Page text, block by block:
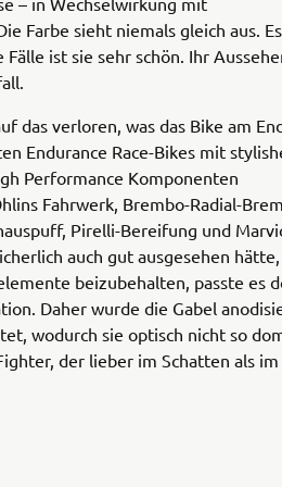
Farbe sieht niemals gleich aus.
ist sie sehr schön. Ihr
das verloren, was das Bike am
Endurance Race-Bikes mit
Performance Komponenten
Fahrwerk, Brembo-Radial-
Pirelli-Bereifung und
auch gut ausgesehen
beizubehalten, passte es
Daher wurde die Gabel
wodurch sie optisch nicht so
der lieber im Schatten als im